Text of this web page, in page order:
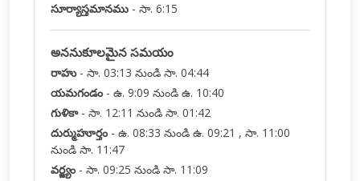
సూర్యాస్తమానము - సా. 6:15
అననుకూలమైన సమయం
రాహు- సా. 03:13 నుండి సా. 04:44
యమగండం- ఉ. 9:09 నుండి ఉ. 10:40
గుళికా- సా. 12:11 నుండి సా. 01:42
దుర్ముహూర్తం- ఉ. 08:33 నుండి ఉ. 09:21 , సా. 11:00
నుండి సా. 11:47
వర్జ్యం- సా. 09:25 నుండి సా. 11:09